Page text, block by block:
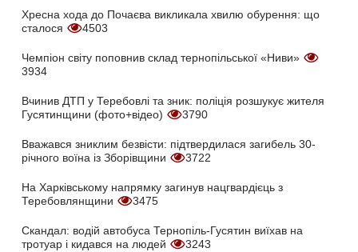
Хресна хода до Почаєва викликала хвилю обурення: що
сталося
4503
Чемпіон світу поповнив склад тернопільської «Ниви»
3934
Вчинив ДТП у Теребовлі та зник: поліція розшукує жителя
Гусятинщини (фото+відео)
3790
Вважався зниклим безвісти: підтвердилася загибель 30-
річного воїна із Зборівщини
3722
На Харківському напрямку загинув нацгвардієць з
Теребовлянщини
3475
Скандал: водій автобуса Тернопіль-Гусятин виїхав на
тротуар і кидався на людей
3243